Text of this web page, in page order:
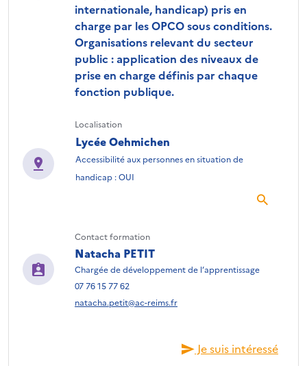
internationale, handicap) pris en
charge par les OPCO sous conditions.
Organisations relevant du secteur
public : application des niveaux de
prise en charge définis par chaque
fonction publique.
Localisation
Lycée Oehmichen
Accessibilité aux personnes en situation de
handicap : OUI
Contact formation
Natacha PETIT
Chargée de développement de l’apprentissage
07 76 15 77 62
natacha.petit@ac-reims.fr
Je suis intéressé